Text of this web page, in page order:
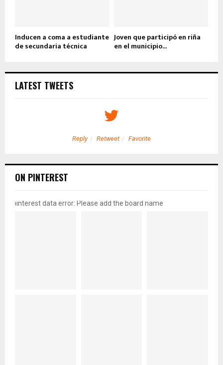
Inducen a coma a estudiante
de secundaria técnica
Joven que participó en riña
en el municipio...
LATEST TWEETS
Reply Retweet Favorite
ON PINTEREST
pinterest data error: Please add the board name